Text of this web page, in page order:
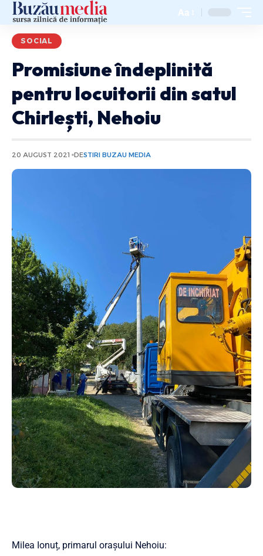
Aa
SOCIAL
Promisiune îndeplinită
pentru locuitorii din satul
Chirlești, Nehoiu
20 AUGUST 2021 DESTIRI BUZAU MEDIA
Milea Ionuț, primarul orașului Nehoiu: